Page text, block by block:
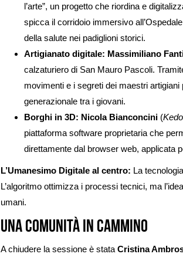
l’arte”, un progetto che riordina e
spicca il corridoio immersivo
della salute nei padiglioni storici.
Artigianato digitale: Massimiliano
calzaturiero di San Mauro Pascoli.
movimenti e i segreti dei maestri
generazionale tra i giovani.
Borghi in 3D: Nicola Bianconcini (
piattaforma software proprietaria che
direttamente dal browser web, applicata
L’Umanesimo Digitale al centro: La
L’algoritmo ottimizza i processi tecnici, ma
umani.
Una comunità in cammino
A chiudere la sessione è stata Cristina